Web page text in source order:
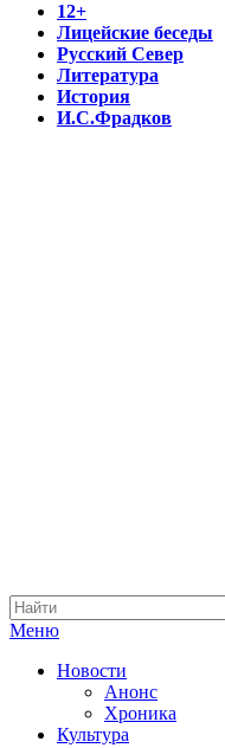
12+
Лицейские беседы
Русский Север
Литература
История
И.С.Фрадков
Меню
Новости
Анонс
Хроника
Культура